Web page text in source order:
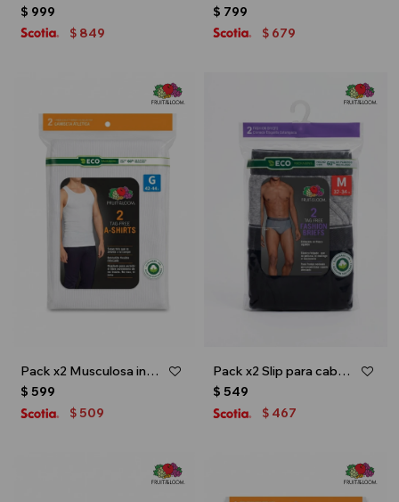
$ 999
$ 849
$ 799
$ 679
Pack x2 Musculosa interior para caballero - Blanco
$ 599
$ 509
Pack x2 Slip para caballero - Multicolor
$ 549
$ 467